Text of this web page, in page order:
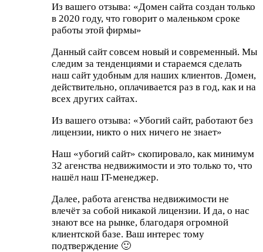
Из вашего отзыва: «Домен сайта создан только
в 2020 году, что говорит о маленьком сроке
работы этой фирмы»
Данный сайт совсем новый и современный. Мы
следим за тенденциями и стараемся сделать
наш сайт удобным для наших клиентов. Домен,
действительно, оплачивается раз в год, как и на
всех других сайтах.
Из вашего отзыва: «Убогий сайт, работают без
лицензии, никто о них ничего не знает»
Наш «убогий сайт» скопировало, как минимум
32 агенства недвижимости и это только то, что
нашёл наш IT-менеджер.
Далее, работа агенства недвижимости не
влечёт за собой никакой лицензии. И да, о нас
знают все на рынке, благодаря огромной
клиентской базе. Ваш интерес тому
подтверждение 🙂